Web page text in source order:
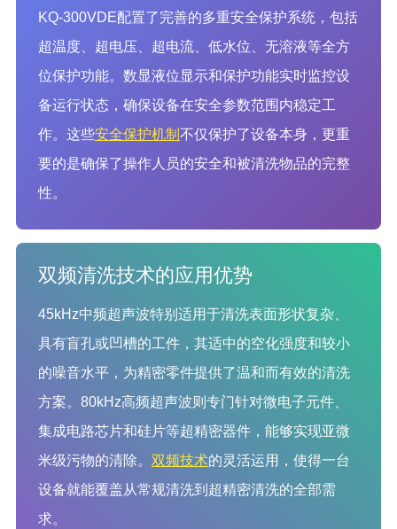
KQ-300VDE配置了完善的多重安全保护系统，包括
超温度、超电压、超电流、低水位、无溶液等全方
位保护功能。数显液位显示和保护功能实时监控设
备运行状态，确保设备在安全参数范围内稳定工
作。这些安全保护机制 不仅保护了设备本身，更重
要的是确保了操作人员的安全和被清洗物品的完整
性。
双频清洗技术的应用优势
45kHz中频超声波特别适用于清洗表面形状复杂、
具有盲孔或凹槽的工件，其适中的空化强度和较小
的噪音水平，为精密零件提供了温和而有效的清洗
方案。80kHz高频超声波则专门针对微电子元件、
集成电路芯片和硅片等超精密器件，能够实现亚微
米级污物的清除。 双频技术的灵活运用，使得一台
设备就能覆盖从常规清洗到超精密清洗的全部需
求。